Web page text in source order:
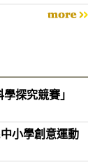
more
探究競賽」
小學創意運動